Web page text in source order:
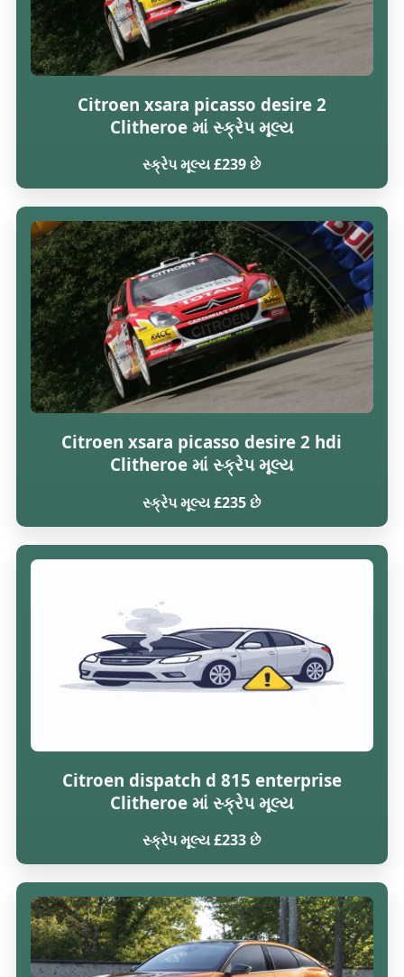
Citroen xsara picasso desire 2
Clitheroe માં સ્ક્રેપ મૂલ્ય
સ્ક્રેપ મૂલ્ય £239 છે
Citroen xsara picasso desire 2 hdi
Clitheroe માં સ્ક્રેપ મૂલ્ય
સ્ક્રેપ મૂલ્ય £235 છે
Citroen dispatch d 815 enterprise
Clitheroe માં સ્ક્રેપ મૂલ્ય
સ્ક્રેપ મૂલ્ય £233 છે